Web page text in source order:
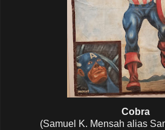
Cobra
(Samuel K. Mensah alias